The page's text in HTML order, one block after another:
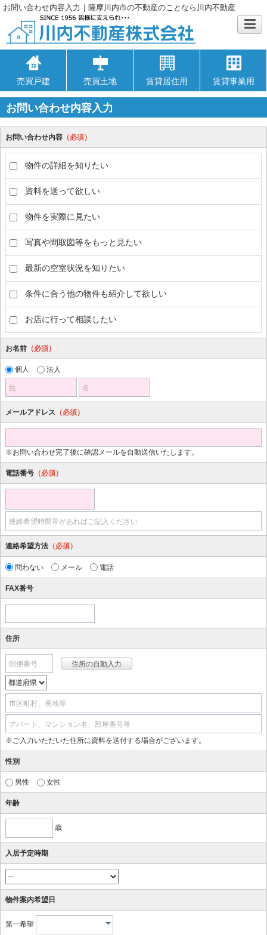
お問い合わせ内容入力｜薩摩川内市の不動産のことなら川内不動産
売買戸建 売買土地 賃貸居住用 賃貸事業用
お問い合わせ内容入力
お問い合わせ内容 （必須）
物件の詳細を知りたい
資料を送って欲しい
物件を実際に見たい
写真や間取図等をもっと見たい
最新の空室状況を知りたい
条件に合う他の物件も紹介して欲しい
お店に行って相談したい
お名前 （必須）
個人 法人
姓 名
メールアドレス （必須）
※お問い合わせ完了後に確認メールを自動送信いたします。
電話番号 （必須）
連絡希望時間帯があればご記入ください
連絡希望方法 （必須）
問わない メール 電話
FAX番号
住所
郵便番号
市区町村、番地等
アパート、マンション名、部屋番号等
※ご入力いただいた住所に資料を送付する場合がございます。
性別
男性 女性
年齢
歳
入居予定時期
物件案内希望日
第一希望